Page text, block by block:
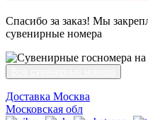
Спасибо за заказ! Мы
сувенирные номера
Доставка Москва
Московская обл